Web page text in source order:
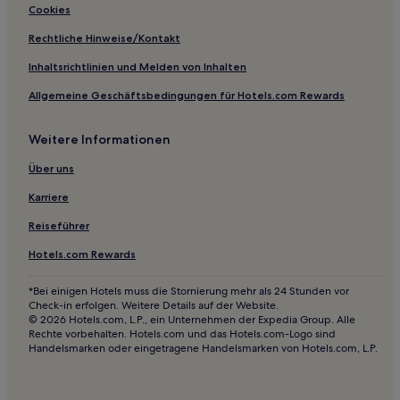
Günstige nahe Via del Tritone
Hotels mit inbegriffenem Frühstück nahe Via del Tritone
Business in Latium
Haustierfreundliche in San Lorenzo
Hotels mit inbegriffenem Frühstück in Rom Provinz
Hotels mit Parkplatz in Rom Provinz
Haustierfreundliche in Rom Provinz
Luxus nahe Via Cola di Rienzo
Business in Policlinico
Günstige nahe Via Giulia
Haustierfreundliche nahe Via Giulia
Hotels mit Shoppingmöglichkeit nahe Via Giulia
Cookies
Rechtliche Hinweise/Kontakt
Inhaltsrichtlinien und Melden von Inhalten
Allgemeine Geschäftsbedingungen für Hotels.com Rewards
Weitere Informationen
Über uns
Karriere
Reiseführer
Hotels.com Rewards
*Bei einigen Hotels muss die Stornierung mehr als 24 Stunden vor
Check-in erfolgen. Weitere Details auf der Website.
© 2026 Hotels.com, L.P., ein Unternehmen der Expedia Group. Alle
Rechte vorbehalten. Hotels.com und das Hotels.com-Logo sind
Handelsmarken oder eingetragene Handelsmarken von Hotels.com, L.P.